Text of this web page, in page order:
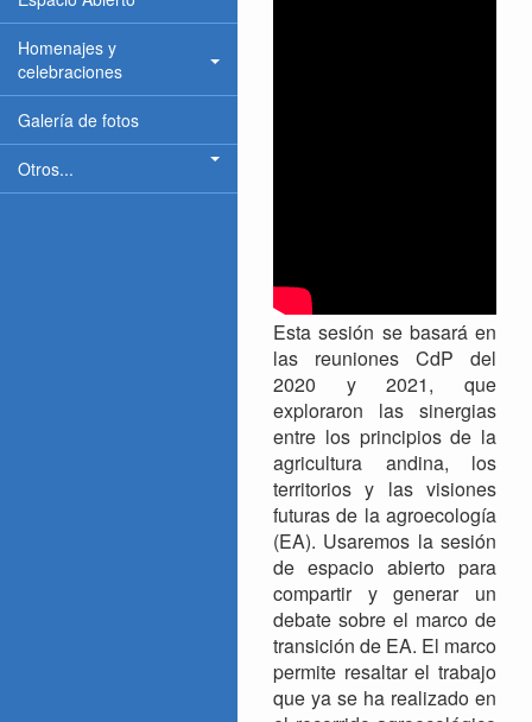
Homenajes y
celebraciones
Galería de fotos
Otros...
Esta sesión se basará en
las reuniones CdP del
2020 y 2021, que
exploraron las sinergias
entre los principios de la
agricultura andina, los
territorios y las visiones
futuras de la agroecología
(EA). Usaremos la sesión
de espacio abierto para
compartir y generar un
debate sobre el marco de
transición de EA. El marco
permite resaltar el trabajo
que ya se ha realizado en